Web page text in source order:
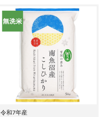
令和7年産